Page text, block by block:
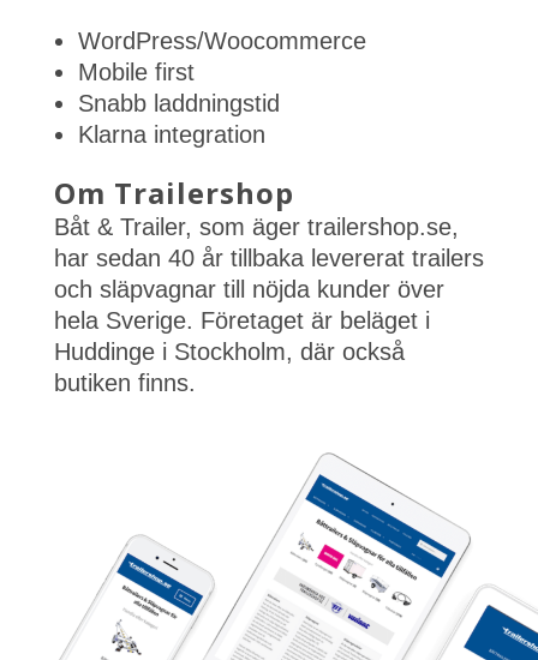
WordPress/Woocommerce
Mobile first
Snabb laddningstid
Klarna integration
Om Trailershop
Båt & Trailer, som äger trailershop.se,
har sedan 40 år tillbaka levererat trailers
och släpvagnar till nöjda kunder över
hela Sverige. Företaget är beläget i
Huddinge i Stockholm, där också
butiken finns.